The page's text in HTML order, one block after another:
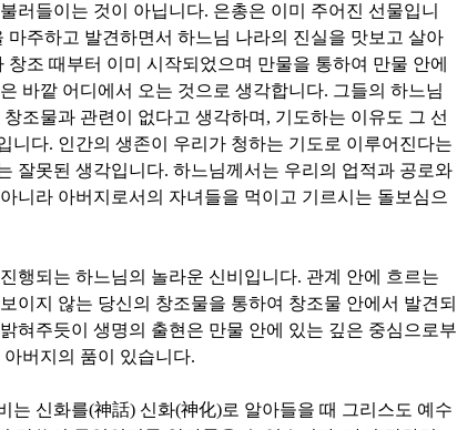
러들이는 것이 아닙니다. 은총은 이미 주어진 선물입니
주하고 발견하면서 하느님 나라의 진실을 맛보고 살아
조 때부터 이미 시작되었으며 만물을 통하여 만물 안에
바깥 어디에서 오는 것으로 생각합니다. 그들의 하느님
조물과 관련이 없다고 생각하며 , 기도하는 이유도 그 선
니다. 인간의 생존이 우리가 청하는 기도로 이루어진다는
잘못된 생각입니다. 하느님께서는 우리의 업적과 공로와
니라 아버지로서의 자녀들을 먹이고 기르시는 돌보심으
행되는 하느님의 놀라운 신비입니다. 관계 안에 흐르는
이지 않는 당신의 창조물을 통하여 창조물 안에서 발견되
혀주듯이 생명의 출현은 만물 안에 있는 깊은 중심으로부
버지의 품이 있습니다.
는 신화를(神話) 신화(神化)로 알아들을 때 그리스도 예수